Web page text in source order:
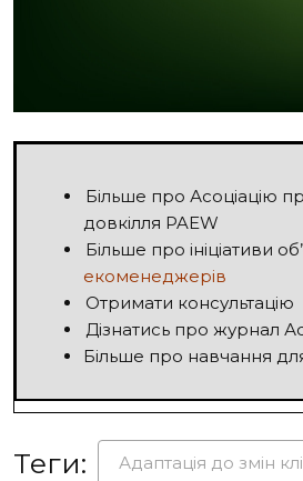
Більше про Асоціацію
довкілля PAEW
Більше про ініціативи
екоменеджерів
Отримати консультацію
Дізнатись про журнал
Більше про навчання
Теги: Адаптація до змін